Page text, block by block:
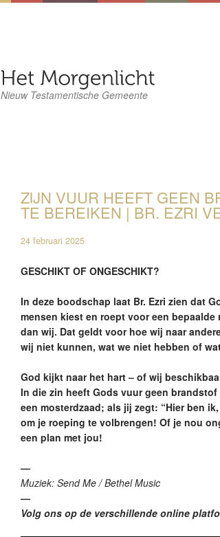
Nieuw Testamentische Gemeente
ZIJN VUUR HEEFT GEEN
TE BEREIKEN | BR. EZRI
24 februari 2025
GESCHIKT OF ONGESCHIKT?
In deze boodschap laat Br. Ezri zien dat
mensen kiest en roept voor een
dan wij. Dat geldt voor hoe wij naar
wij niet kunnen, wat we niet hebben of
God kijkt naar het hart – of wij
In die zin heeft Gods vuur geen
een mosterdzaad; als jij zegt: “Hier ben
om je roeping te volbrengen! Of je nou
een plan met jou!
—
Muziek: Send Me / Bethel Music
—
Volg ons op de verschillende online